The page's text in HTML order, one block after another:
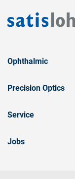
Ophthalmic
Precision Optics
Service
Jobs